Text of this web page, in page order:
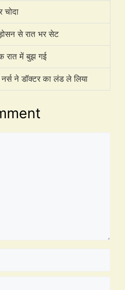
चोदा
से रात भर सेट
रात में बुझ गई
ने डॉक्टर का लंड ले लिया